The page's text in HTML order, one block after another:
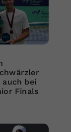
bei
Finals